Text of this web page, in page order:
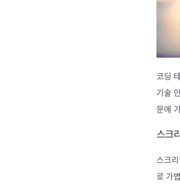
코딩
기술
문에
스크
스크
로 가